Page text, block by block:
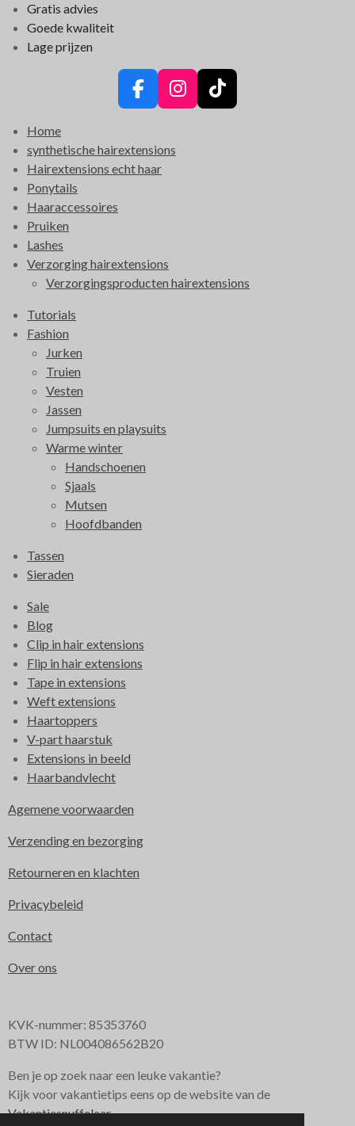
Gratis advies
Goede kwaliteit
Lage prijzen
F
e
b
I
T
Home
synthetische hairextensions
Hairextensions echt haar
Ponytails
Haaraccessoires
Pruiken
Lashes
Verzorging hairextensions
Verzorgingsproducten hairextensions
Tutorials
Fashion
Jurken
Truien
Vesten
Jassen
Jumpsuits en playsuits
Warme winter
Handschoenen
Sjaals
Mutsen
Hoofdbanden
Tassen
Sieraden
Sale
Blog
Clip in hair extensions
Flip in hair extensions
Tape in extensions
Weft extensions
Haartoppers
V-part haarstuk
Extensions in beeld
Haarbandvlecht
Agemene voorwaarden
Verzending en bezorging
Retourneren en klachten
Privacybeleid
Contact
Over ons
KVK-nummer: 85353760
BTW ID: NL004086562B20
Ben je op zoek naar een leuke vakantie?
Kijk voor vakantietips eens op de website van de
Vakantiesnuffelaar